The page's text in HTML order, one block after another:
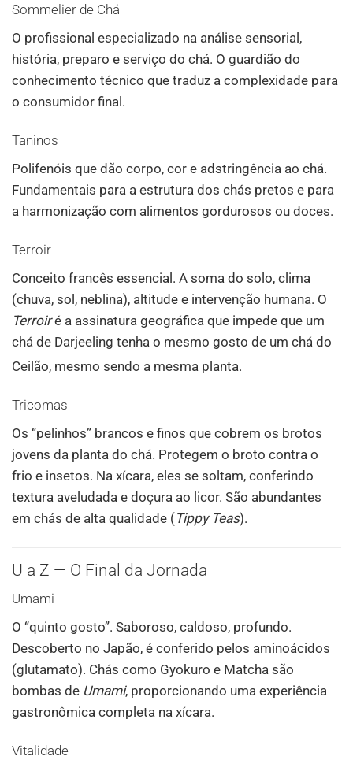
Sommelier de Chá
O profissional especializado na análise sensorial,
história, preparo e serviço do chá. O guardião do
conhecimento técnico que traduz a complexidade para
o consumidor final.
Taninos
Polifenóis que dão corpo, cor e adstringência ao chá.
Fundamentais para a estrutura dos chás pretos e para
a harmonização com alimentos gordurosos ou doces.
Terroir
Conceito francês essencial. A soma do solo, clima
(chuva, sol, neblina), altitude e intervenção humana. O
Terroiré a assinatura geográfica que impede que um
chá de Darjeeling tenha o mesmo gosto de um chá do
Ceilão, mesmo sendo a mesma planta.
Tricomas
Os “pelinhos” brancos e finos que cobrem os brotos
jovens da planta do chá. Protegem o broto contra o
frio e insetos. Na xícara, eles se soltam, conferindo
textura aveludada e doçura ao licor. São abundantes
em chás de alta qualidade (Tippy Teas).
U a Z — O Final da Jornada
Umami
O “quinto gosto”. Saboroso, caldoso, profundo.
Descoberto no Japão, é conferido pelos aminoácidos
(glutamato). Chás como Gyokuro e Matcha são
bombas de Umami, proporcionando uma experiência
gastronômica completa na xícara.
Vitalidade